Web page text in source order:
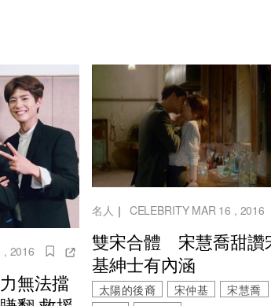
, 2016
無法擋
名人 ｜ CELEBRITY MAR 16 , 2016
雙宋合體 宋慧喬甜讚
基紳士有內涵
太陽的後裔 宋仲基
宋慧喬